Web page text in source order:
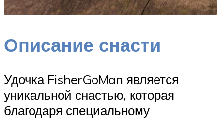
Описание снасти
Удочка FisherGoMan является
уникальной снастью, которая
благодаря специальному